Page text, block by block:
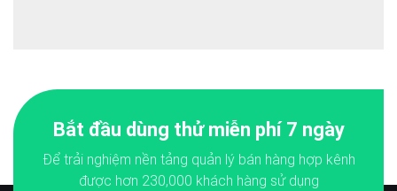
Bắt đầu dùng thử miễn phí 7 ngày
Để trải nghiệm nền tảng quản lý bán hàng hợp kênh
được hơn 230,000 khách hàng sử dụng